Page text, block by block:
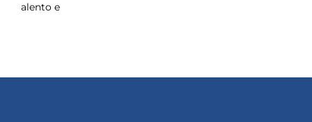
alento e